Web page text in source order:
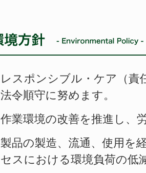
レスポンシブル・ケア（責
法令順守に努めます。
作業環境の改善を推進し、
製品の製造、流通、使用を
セスにおける環境負荷の低